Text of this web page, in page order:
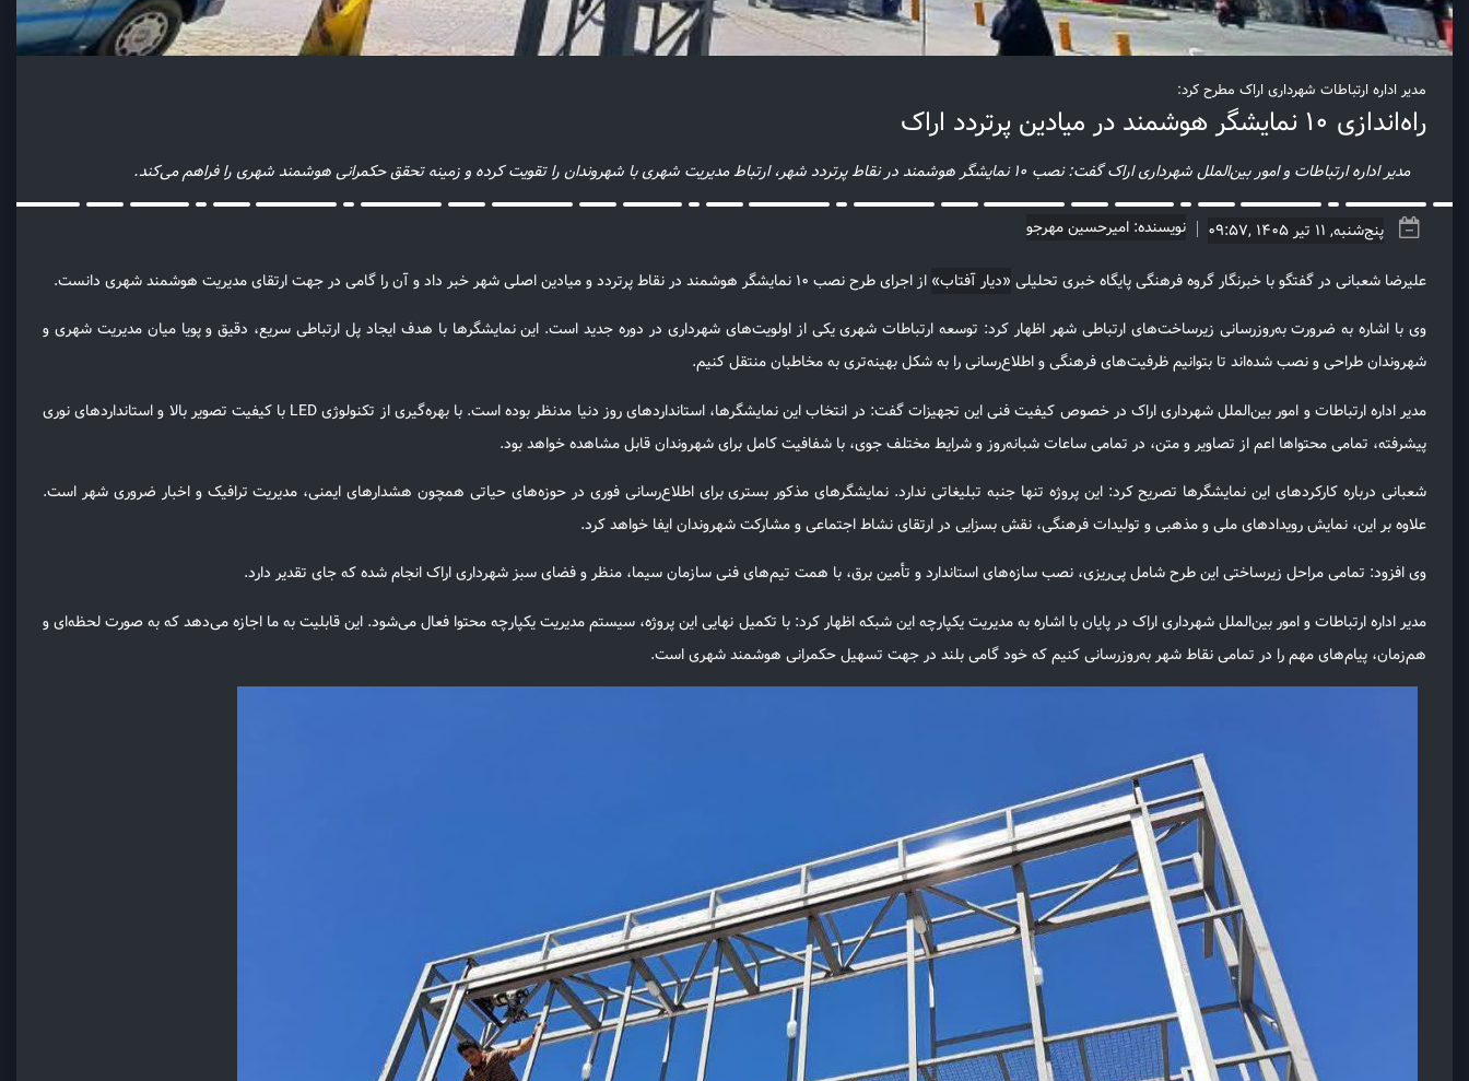
مدیر اداره ارتباطات شهرداری اراک مطرح کرد:
راه‌اندازی ۱۰ نمایشگر هوشمند در میادین پرتردد اراک
مدیر اداره ارتباطات و امور بین‌الملل شهرداری اراک گفت: نصب ۱۰ نمایشگر هوشمند در نقاط پرتردد شهر، ارتباط مدیریت شهری با شهروندان را تقویت کرده و زمینه تحقق حکمرانی هوشمند شهری را فراهم می‌کند.
پنج‌شنبه, 11 تیر 1405 ,09:57 نویسنده: امیرحسین مهرجو
علیرضا شعبانی در گفتگو با خبرنگار گروه فرهنگی پایگاه خبری تحلیلی «دیار آفتاب» از اجرای طرح نصب ۱۰ نمایشگر هوشمند در نقاط پرتردد و میادین اصلی شهر خبر داد و آن را گامی در جهت ارتقای مدیریت هوشمند شهری دانست.
وی با اشاره به ضرورت به‌روزرسانی زیرساخت‌های ارتباطی شهر اظهار کرد: توسعه ارتباطات شهری یکی از اولویت‌های شهرداری در دوره جدید است. این نمایشگرها با هدف ایجاد پل ارتباطی سریع، دقیق و پویا میان مدیریت شهری و
شهروندان طراحی و نصب شده‌اند تا بتوانیم ظرفیت‌های فرهنگی و اطلاع‌رسانی را به شکل بهینه‌تری به مخاطبان منتقل کنیم.
مدیر اداره ارتباطات و امور بین‌الملل شهرداری اراک در خصوص کیفیت فنی این تجهیزات گفت: در انتخاب این نمایشگرها، استانداردهای روز دنیا مدنظر بوده است. با بهره‌گیری از تکنولوژی LED با کیفیت تصویر بالا و استانداردهای نوری
پیشرفته، تمامی محتواها اعم از تصاویر و متن، در تمامی ساعات شبانه‌روز و شرایط مختلف جوی، با شفافیت کامل برای شهروندان قابل مشاهده خواهد بود.
شعبانی درباره کارکردهای این نمایشگرها تصریح کرد: این پروژه تنها جنبه تبلیغاتی ندارد. نمایشگرهای مذکور بستری برای اطلاع‌رسانی فوری در حوزه‌های حیاتی همچون هشدارهای ایمنی، مدیریت ترافیک و اخبار ضروری شهر است.
علاوه بر این، نمایش رویدادهای ملی و مذهبی و تولیدات فرهنگی، نقش بسزایی در ارتقای نشاط اجتماعی و مشارکت شهروندان ایفا خواهد کرد.
وی افزود: تمامی مراحل زیرساختی این طرح شامل پی‌ریزی، نصب سازه‌های استاندارد و تأمین برق، با همت تیم‌های فنی سازمان سیما، منظر و فضای سبز شهرداری اراک انجام شده که جای تقدیر دارد.
مدیر اداره ارتباطات و امور بین‌الملل شهرداری اراک در پایان با اشاره به مدیریت یکپارچه این شبکه اظهار کرد: با تکمیل نهایی این پروژه، سیستم مدیریت یکپارچه محتوا فعال می‌شود. این قابلیت به ما اجازه می‌دهد که به صورت لحظه‌ای و
هم‌زمان، پیام‌های مهم را در تمامی نقاط شهر به‌روزرسانی کنیم که خود گامی بلند در جهت تسهیل حکمرانی هوشمند شهری است.